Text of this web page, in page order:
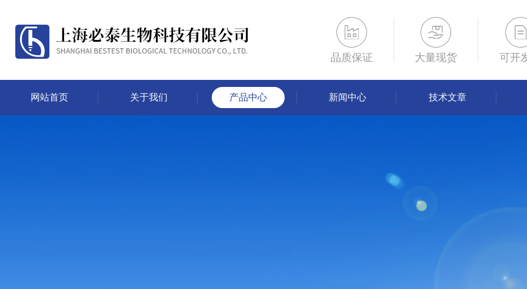
品质保证 大量现货 可开
网站首页 关于我们 产品中心 新闻中心 技术文章